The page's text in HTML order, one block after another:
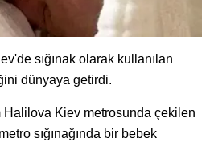
sığınak olarak kullanılan
dünyaya getirdi.
Halilova Kiev metrosunda çekilen
sığınağında bir bebek